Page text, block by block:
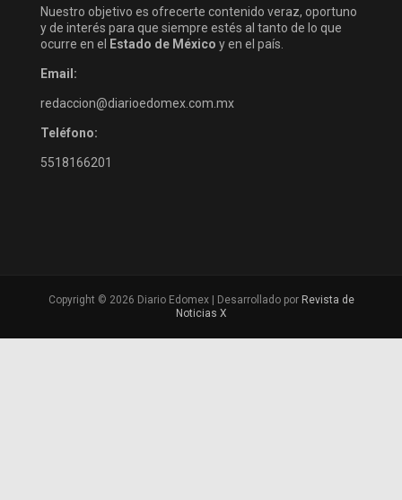
Nuestro objetivo es ofrecerte contenido veraz, oportuno
y de interés para que siempre estés al tanto de lo que
ocurre en el
Estado de México y en el país.
Email:
redaccion@diarioedomex.com.mx
Teléfono:
5518166201
Copyright © 2026 Diario Edomex | Desarrollado por Revista de
Noticias X